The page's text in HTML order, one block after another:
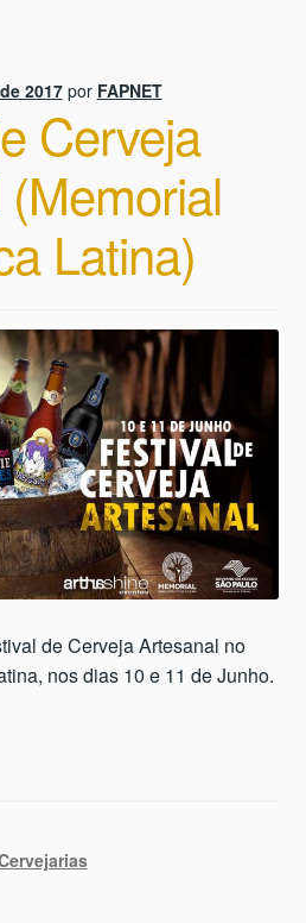
2017 por FAPNET
Cerveja
Latina)
de Cerveja Artesanal no
nos dias 10 e 11 de Junho.